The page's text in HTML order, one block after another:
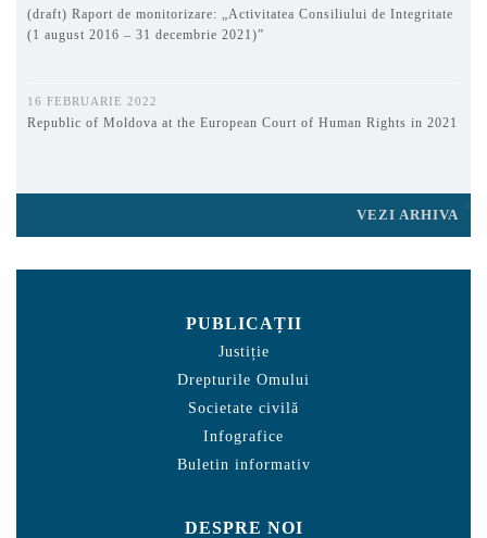
(draft) Raport de monitorizare: „Activitatea Consiliului de Integritate
(1 august 2016 – 31 decembrie 2021)”
16 FEBRUARIE 2022
Republic of Moldova at the European Court of Human Rights in 2021
VEZI ARHIVA
PUBLICAȚII
Justiție
Drepturile Omului
Societate civilă
Infografice
Buletin informativ
DESPRE NOI